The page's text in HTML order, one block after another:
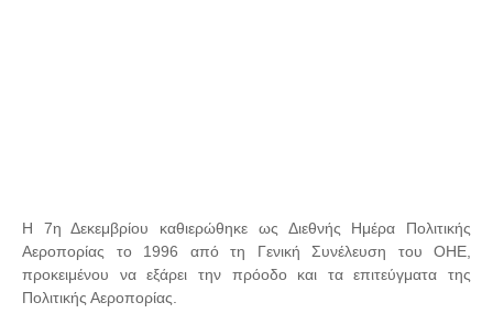
Η 7η Δεκεμβρίου καθιερώθηκε ως Διεθνής Ημέρα Πολιτικής
Αεροπορίας το 1996 από τη Γενική Συνέλευση του ΟΗΕ,
προκειμένου να εξάρει την πρόοδο και τα επιτεύγματα της
Πολιτικής Αεροπορίας.